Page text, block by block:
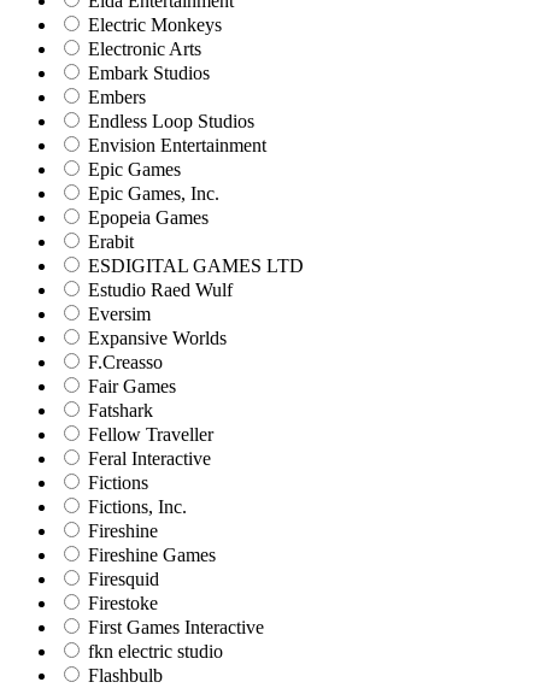
Electric Monkeys
Electronic Arts
Embark Studios
Embers
Endless Loop Studios
Envision Entertainment
Epic Games
Epic Games, Inc.
Epopeia Games
Erabit
ESDIGITAL GAMES LTD
Estudio Raed Wulf
Eversim
Expansive Worlds
F.Creasso
Fair Games
Fatshark
Fellow Traveller
Feral Interactive
Fictions
Fictions, Inc.
Fireshine
Fireshine Games
Firesquid
Firestoke
First Games Interactive
fkn electric studio
Flashbulb